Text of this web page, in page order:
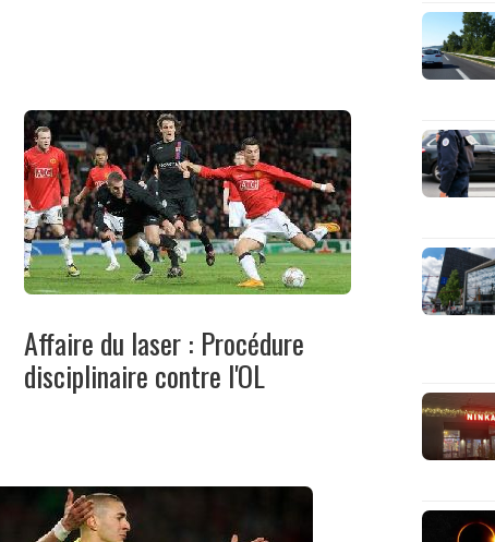
Affaire du laser : Procédure
disciplinaire contre l'OL